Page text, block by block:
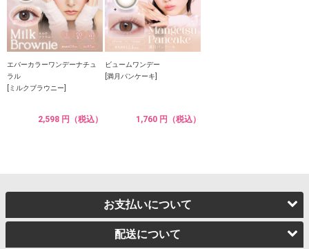
エバーカラーワンデーナチュ
ラル
[ミルクブラウニー]
2,598 円（税込）
ビュームワンデー
[満月パンケーキ]
1,760 円（税込）
お支払いについて
配送について